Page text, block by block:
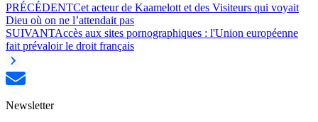
PRÉCÉDENTCet acteur de Kaamelott et des Visiteurs qui voyait
Dieu où on ne l’attendait pas
SUIVANTAccès aux sites pornographiques : l'Union européenne
fait prévaloir le droit français
Newsletter